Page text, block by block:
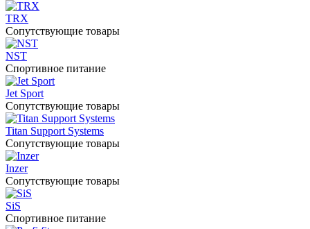
TRX
Сопутствующие товары
NST
Спортивное питание
Jet Sport
Сопутствующие товары
Titan Support Systems
Сопутствующие товары
Inzer
Сопутствующие товары
SiS
Спортивное питание